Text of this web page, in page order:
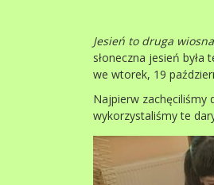
Jesień to druga
słoneczna jesień
we wtorek, 19
Najpierw zachęciliśmy
wykorzystaliśmy te